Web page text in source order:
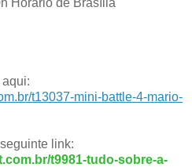
t13037-mini-battle-4-mario-
link:
t9981-tudo-sobre-a-